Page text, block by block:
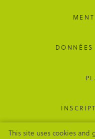
This site uses cookies and